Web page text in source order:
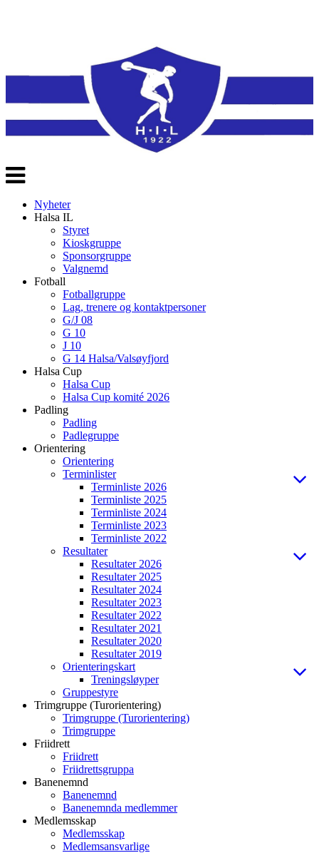
Veksle
navigasjon
Nyheter
Halsa IL
Styret
Kioskgruppe
Sponsorgruppe
Valgnemd
Fotball
Fotballgruppe
Lag, trenere og kontaktpersoner
G/J 08
G 10
J 10
G 14 Halsa/Valsøyfjord
Halsa Cup
Halsa Cup
Halsa Cup komité 2026
Padling
Padling
Padlegruppe
Orientering
Orientering
Terminlister
Terminliste 2026
Terminliste 2025
Terminliste 2024
Terminliste 2023
Terminliste 2022
Resultater
Resultater 2026
Resultater 2025
Resultater 2024
Resultater 2023
Resultater 2022
Resultater 2021
Resultater 2020
Resultater 2019
Orienteringskart
Treningsløyper
Gruppestyre
Trimgruppe (Turorientering)
Trimgruppe (Turorientering)
Trimgruppe
Friidrett
Friidrett
Friidrettsgruppa
Banenemnd
Banenemnd
Banenemnda medlemmer
Medlemsskap
Medlemsskap
Medlemsansvarlige